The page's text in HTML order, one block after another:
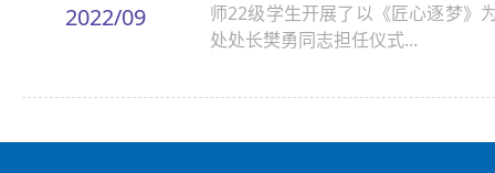
2022/09
师22级学生开展了以《匠心逐梦》
处处长樊勇同志担任仪式...